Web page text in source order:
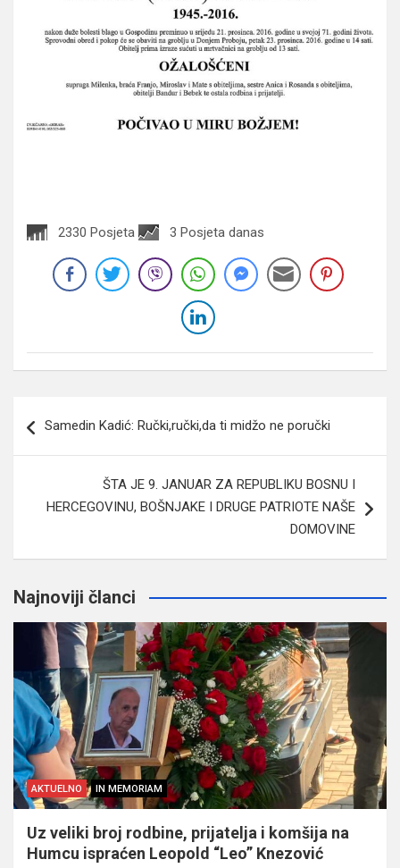
2330 Posjeta 3 Posjeta danas
članaka
Samedin Kadić: Ručki,ručki,da ti midžo ne poručki
ŠTA JE 9. JANUAR ZA REPUBLIKU BOSNU I
HERCEGOVINU, BOŠNJAKE I DRUGE PATRIOTE NAŠE
DOMOVINE
Najnoviji članci
AKTUELNO IN MEMORIAM
Uz veliki broj rodbine, prijatelja i komšija na
Humcu ispraćen Leopold “Leo” Knezović